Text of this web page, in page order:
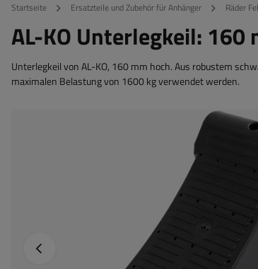
Startseite Ersatzteile und Zubehör für Anhänger Räder
AL-KO Unterlegkeil: 160
Unterlegkeil von AL-KO, 160 mm hoch. Aus robustem
maximalen Belastung von 1600 kg verwendet werden.
Vorheriges Foto